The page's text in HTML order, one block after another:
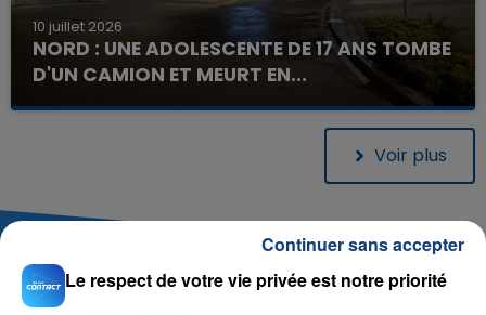
10 juillet 2026
NORD : UNE ADOLESCENTE DE 17 ANS TOMBE
D'UN CAMION ET MEURT EN...
Elle est montée sur un tracteur de camion, avant
de trébucher dans un rond-point et d’être
Voir plus
Le respect de votre vie privée est notre priorité
Continuer sans accepter